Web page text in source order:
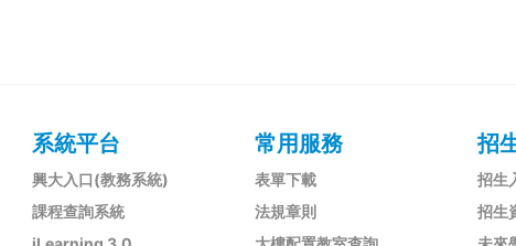
系統平台
興大入口(教務系統)
課程查詢系統
常用服務
表單下載
法規章則
招
招生
招生